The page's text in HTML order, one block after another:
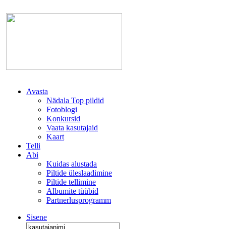
Avasta
Nädala Top pildid
Fotoblogi
Konkursid
Vaata kasutajaid
Kaart
Telli
Abi
Kuidas alustada
Piltide üleslaadimine
Piltide tellimine
Albumite tüübid
Partnerlusprogramm
Sisene